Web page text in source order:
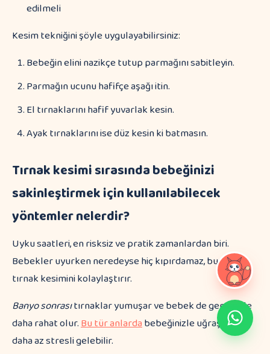
edilmeli
Kesim tekniğini şöyle uygulayabilirsiniz:
Bebeğin elini nazikçe tutup parmağını sabitleyin.
Parmağın ucunu hafifçe aşağı itin.
El tırnaklarını hafif yuvarlak kesin.
Ayak tırnaklarını ise düz kesin ki batmasın.
Tırnak kesimi sırasında bebeğinizi
sakinleştirmek için kullanılabilecek
yöntemler nelerdir?
Uyku saatleri, en risksiz ve pratik zamanlardan biri.
Bebekler uyurken neredeyse hiç kıpırdamaz, bu da
tırnak kesimini kolaylaştırır.
Banyo sonrasıtırnaklar yumuşar ve bebek de genellikle
daha rahat olur.Bu tür anlardabebeğinizle uğraşmak
daha az stresli gelebilir.